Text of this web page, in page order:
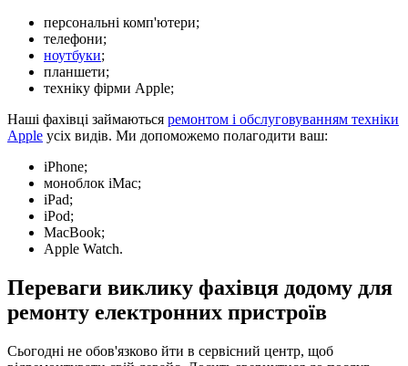
персональні комп'ютери;
телефони;
ноутбуки;
планшети;
техніку фірми Apple;
Наші фахівці займаються ремонтом і обслуговуванням техніки
Apple усіх видів. Ми допоможемо полагодити ваш:
iPhone;
моноблок iMac;
iPad;
iPod;
MacBook;
Apple Watch.
Переваги виклику фахівця додому для
ремонту електронних пристроїв
Сьогодні не обов'язково йти в сервісний центр, щоб